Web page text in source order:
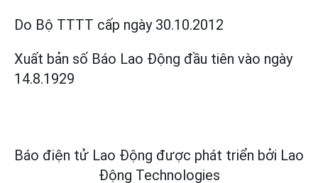
Do Bộ TTTT cấp ngày 30.10.2012
Xuất bản số Báo Lao Động đầu tiên vào ngày
14.8.1929
Báo điện tử Lao Động được phát triển bởi Lao
Động Technologies